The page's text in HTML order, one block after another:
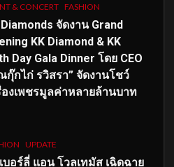
& CONCERT FASHION
Diamonds จัดงาน Grand
KK Diamond & KK
Day Gala Dinner โดย CEO
กุ๊กไก่ รวิสรา” จัดงานโชว์
องเพชรมูลค่าหลายล้านบาท
UPDATE
บอร์ลี่ แอน โวลเทมัส เฉิดฉาย